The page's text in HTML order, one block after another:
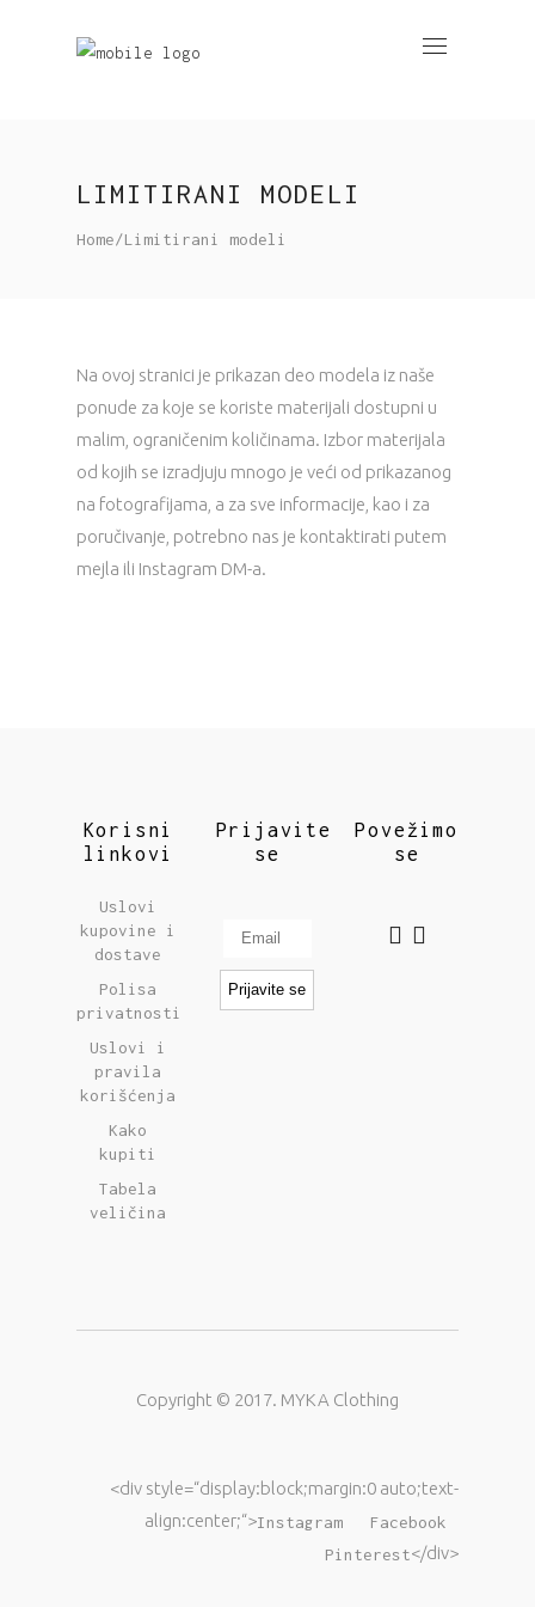
LIMITIRANI MODELI
Home/Limitirani modeli
Na ovoj stranici je prikazan deo modela iz naše
ponude za koje se koriste materijali dostupni u
malim, ograničenim količinama. Izbor materijala
od kojih se izradjuju mnogo je veći od prikazanog
na fotografijama, a za sve informacije, kao i za
poručivanje, potrebno nas je kontaktirati putem
mejla ili Instagram DM-a.
Korisni
linkovi
Uslovi
kupovine i
dostave
Polisa
privatnosti
Uslovi i
pravila
korišćenja
Kako
kupiti
Tabela
veličina
Prijavite
se
Povežimo
se
Copyright © 2017. MYKA Clothing
<div style=“display:block;margin:0 auto;text-
align:center;“>Instagram
Facebook
Pinterest</div>